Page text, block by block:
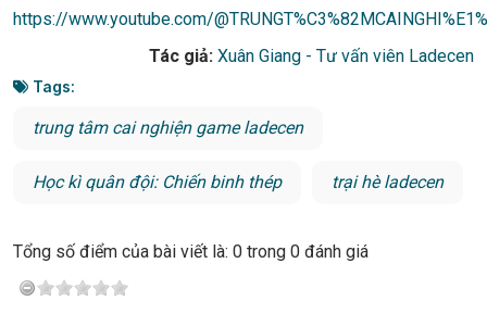
https://www.youtube.com/
Tác giả: Xuân Giang - Tư vấn viên Ladecen
Tags:
trung tâm cai nghiện game ladecen
Học kì quân đội: Chiến binh thép trại hè ladecen
Tổng số điểm của bài viết là: 0 trong 0 đánh giá